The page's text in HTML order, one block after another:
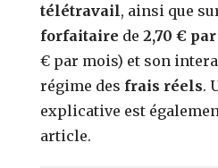
télétravail, ainsi que
forfaitaire de2,70 €
€ par mois) et son
régime des frais réels.
explicative est
article.